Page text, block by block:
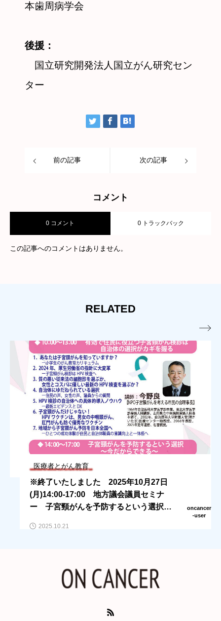
本歯周病学会
後援：
国立研究開発法人国立がん研究セン
ター
前の記事 次の記事
コメント
0 コメント 0 トラックバック
この記事へのコメントはありません。
RELATED
医療者とがん教育
※終了いたしました 2025年10月27日
(月)14:00-17:00 地方議会議員セミナ
ー 子宮頸がんを予防するという選択
oncancer
-user
2025.10.21
